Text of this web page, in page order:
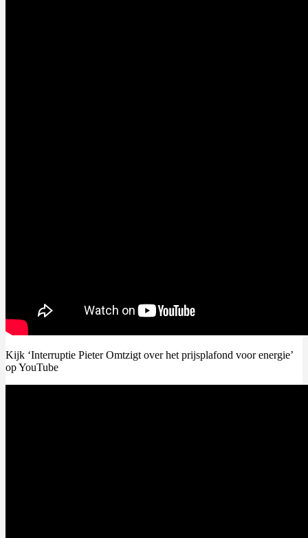
Kijk ‘Interruptie Pieter Omtzigt over het prijsplafond voor energie’
op YouTube